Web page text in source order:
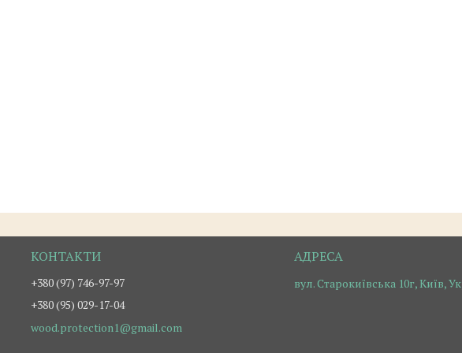
+380 (97) 746-97-97
+380 (95) 029-17-04
wood.protection1@gmail.com
вул. Старокиївська 10г, Київ,